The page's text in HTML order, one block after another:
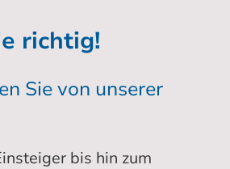
richtig!
Sie von unserer
bis hin zum